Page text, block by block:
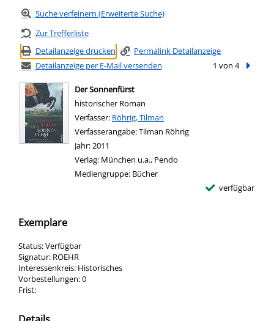
Suche verfeinern (Erweiterte Suche)
Zur Trefferliste
Detailanzeige drucken
Permalink Detailanzeige
Detailanzeige per E-Mail versenden
1 von 4
Der Sonnenfürst
historischer Roman
Verfasser: Suche nach diesem Verfasser
Röhrig, Tilman
Verfasserangabe:Tilman Röhrig
Jahr:2011
Verlag: München u.a., Pendo
Mediengruppe: Bücher
verfügbar
Exemplare
Status:Verfügbar
Signatur: ROEHR
Interessenkreis: Historisches
Vorbestellungen:0
Frist: